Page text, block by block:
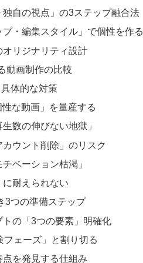
自の視点」の3ステップ融合法
・編集スタイル」で個性を作る
リジナリティ設計
動画制作の比較
体的な対策
な動画」を量産する
数の伸びない地獄」
ウント削除」のリスク
ベーション枯渇」
耐えられない
3つの準備ステップ
の「3つの要素」明確化
ェーズ」と割り切る
を発見する仕組み